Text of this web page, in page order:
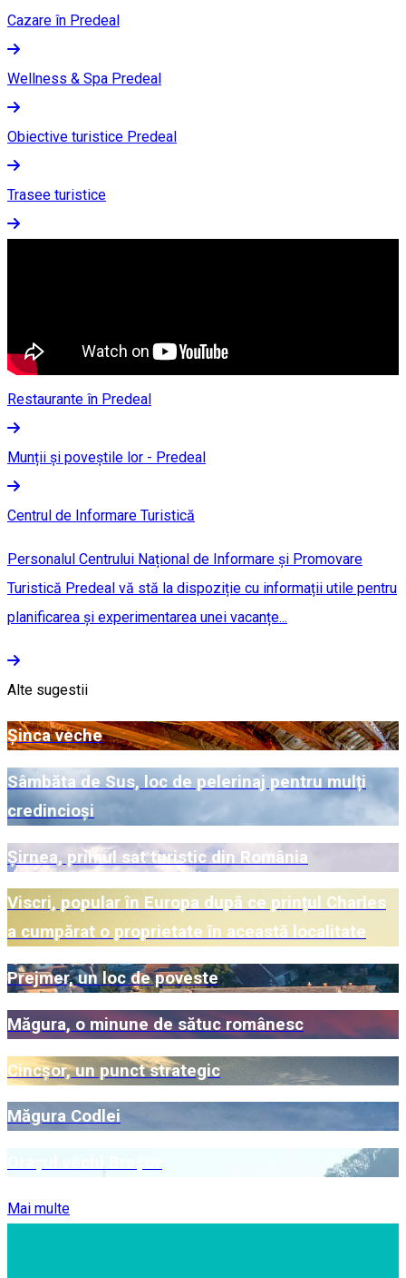
Cazare în Predeal
Wellness & Spa Predeal
Obiective turistice Predeal
Trasee turistice
Restaurante în Predeal
Munții și poveștile lor - Predeal
Centrul de Informare Turistică
Personalul Centrului Național de Informare și Promovare
Turistică Predeal vă stă la dispoziție cu informații utile pentru
planificarea și experimentarea unei vacanțe...
Alte sugestii
Șinca veche
Sâmbăta de Sus, loc de pelerinaj pentru mulți
credincioși
Șirnea, primul sat turistic din România
Viscri, popular în Europa după ce prințul Charles
a cumpărat o proprietate în această localitate
Prejmer, un loc de poveste
Măgura, o minune de sătuc românesc
Cincșor, un punct strategic
Măgura Codlei
Mai multe